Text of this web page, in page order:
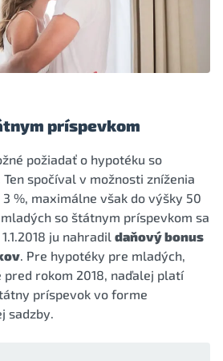
príspevkom
požiadať o hypotéku so
spočíval v možnosti zníženia
%, maximálne však do výšky 50
so štátnym príspevkom sa
ju nahradil daňový bonus
. Pre hypotéky pre mladých,
rokom 2018, naďalej platí
príspevok vo forme
sadzby.